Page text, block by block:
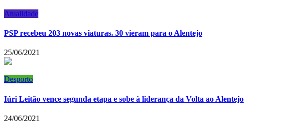
Atualidade
PSP recebeu 203 novas viaturas. 30 vieram para o Alentejo
25/06/2021
Desporto
Iúri Leitão vence segunda etapa e sobe à liderança da Volta ao Alentejo
24/06/2021